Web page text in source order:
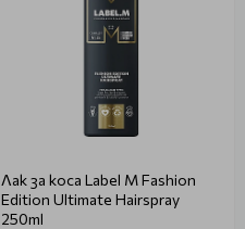
Лак за коса Label M Fashion
Edition Ultimate Hairspray
250ml